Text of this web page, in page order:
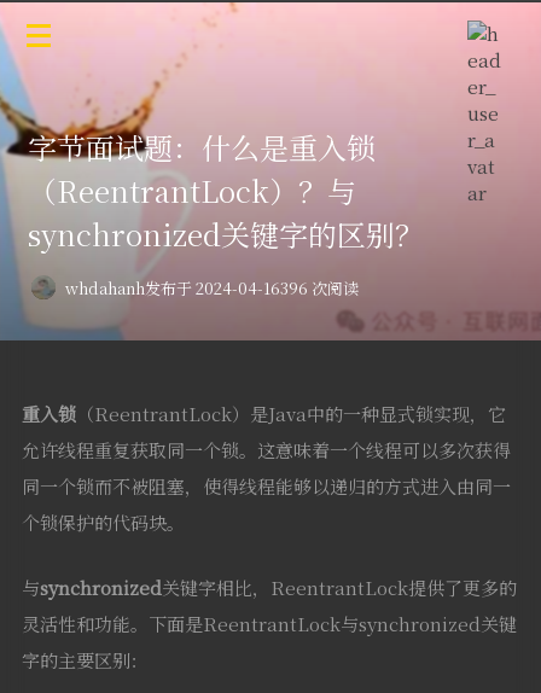
字节面试题：什么是重入锁
（ReentrantLock）？与
synchronized关键字的区别？
whdahanh发布于 2024-04-16396 次阅读
重入锁（ReentrantLock）是Java中的一种显式锁实现，它
允许线程重复获取同一个锁。这意味着一个线程可以多次获得
同一个锁而不被阻塞，使得线程能够以递归的方式进入由同一
个锁保护的代码块。
与synchronized关键字相比，ReentrantLock提供了更多的
灵活性和功能。下面是ReentrantLock与synchronized关键
字的主要区别：